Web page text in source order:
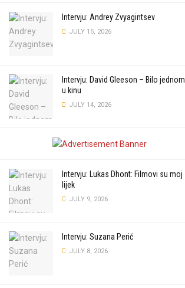
Intervju: Andrey Zvyagintsev
JULY 15, 2026
Intervju: David Gleeson – Bilo jednom
u kinu
JULY 14, 2026
Intervju: Lukas Dhont: Filmovi su moj
lijek
JULY 9, 2026
Intervju: Suzana Perić
JULY 8, 2026